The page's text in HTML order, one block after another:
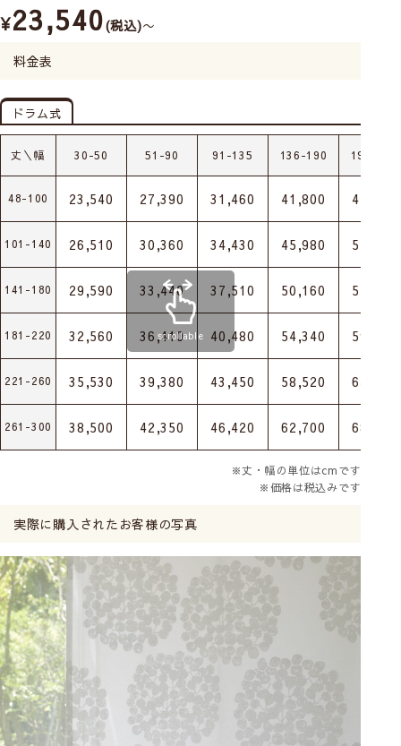
¥23,540 税込 〜
料金表
ドラム式
丈＼幅 30-50 51-90 91-135 136-190 191-240
48-100 23,540 27,390 31,460 41,800 47,190
101-140 26,510 30,360 34,430 45,980 51,480
141-180 29,590 33,440 37,510 50,160 55,660
181-220 32,560 36,410 40,480 54,340 59,840
221-260 35,530 39,380 43,450 58,520 64,020
261-300 38,500 42,350 46,420 62,700 68,200
scrollable
※丈・幅の単位はcmです
※価格は税込みです
実際に購入されたお客様の写真